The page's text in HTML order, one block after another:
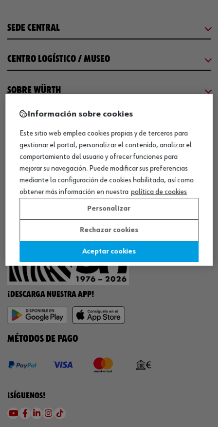
SEDE CENTRAL
CENTRO LOGÍSTICO / MUSEO
SOBRE WÜRTH
WORKINWÜRTH
NUESTROS CERTIFICADOS
¡DESCARGA NUESTRA APP!
MÉTODOS DE PAGO
¡SÍGUENOS!
Información sobre cookies
Este sitio web emplea cookies propias y de terceros para
gestionar el portal, personalizar el contenido, analizar el
comportamiento del usuario y ofrecer funciones para
mejorar su navegación. Puede modificar sus preferencias
mediante la configuración de cookies habilitada, así como
obtener más información en nuestra política de cookies
Personalizar
Rechazar cookies
Aceptar cookies